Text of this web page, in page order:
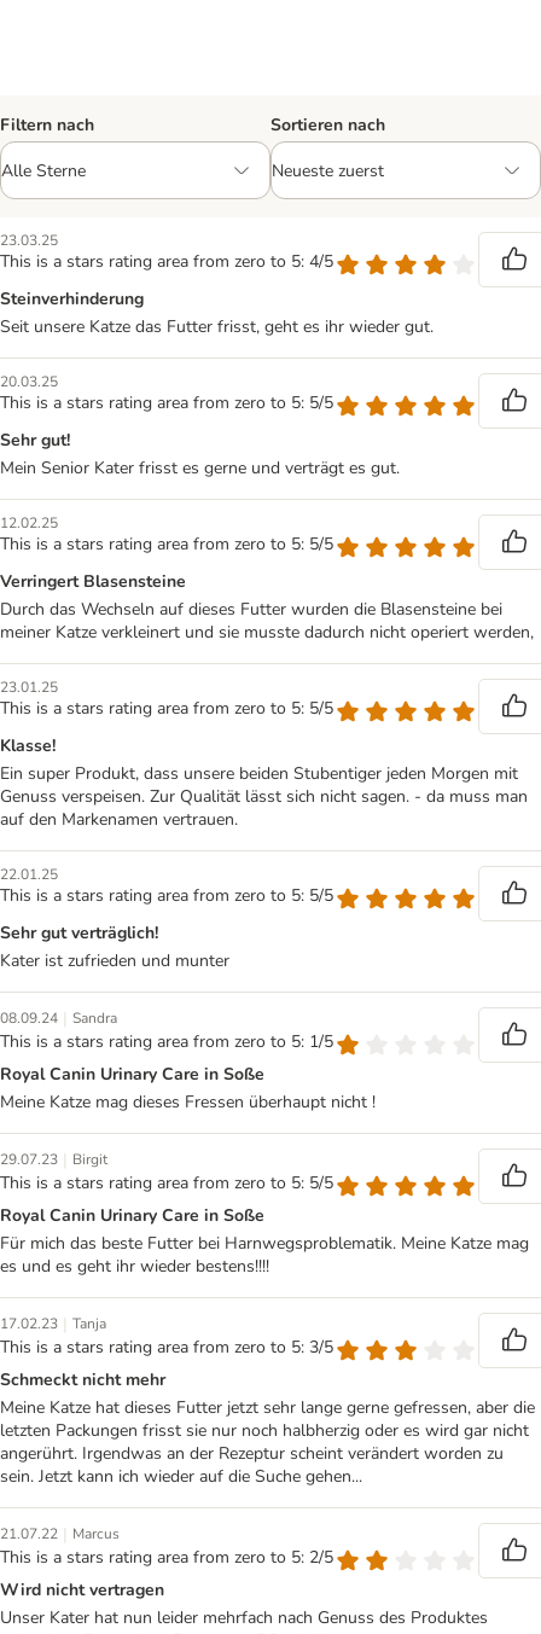
Filtern nach Sortieren nach
23.03.25
This is a stars rating area from zero to 5: 4/5
Steinverhinderung
Seit unsere Katze das Futter frisst, geht es ihr wieder gut.
20.03.25
This is a stars rating area from zero to 5: 5/5
Sehr gut!
Mein Senior Kater frisst es gerne und verträgt es gut.
12.02.25
This is a stars rating area from zero to 5: 5/5
Verringert Blasensteine
Durch das Wechseln auf dieses Futter wurden die Blasensteine bei
meiner Katze verkleinert und sie musste dadurch nicht operiert werden,
23.01.25
This is a stars rating area from zero to 5: 5/5
Klasse!
Ein super Produkt, dass unsere beiden Stubentiger jeden Morgen mit
Genuss verspeisen. Zur Qualität lässt sich nicht sagen. - da muss man
auf den Markenamen vertrauen.
22.01.25
This is a stars rating area from zero to 5: 5/5
Sehr gut verträglich!
Kater ist zufrieden und munter
08.09.24 | Sandra
This is a stars rating area from zero to 5: 1/5
Royal Canin Urinary Care in Soße
Meine Katze mag dieses Fressen überhaupt nicht !
29.07.23 | Birgit
This is a stars rating area from zero to 5: 5/5
Royal Canin Urinary Care in Soße
Für mich das beste Futter bei Harnwegsproblematik. Meine Katze mag
es und es geht ihr wieder bestens!!!!
17.02.23 | Tanja
This is a stars rating area from zero to 5: 3/5
Schmeckt nicht mehr
Meine Katze hat dieses Futter jetzt sehr lange gerne gefressen, aber die
letzten Packungen frisst sie nur noch halbherzig oder es wird gar nicht
angerührt. Irgendwas an der Rezeptur scheint verändert worden zu
sein. Jetzt kann ich wieder auf die Suche gehen...
21.07.22 | Marcus
This is a stars rating area from zero to 5: 2/5
Wird nicht vertragen
Unser Kater hat nun leider mehrfach nach Genuss des Produktes